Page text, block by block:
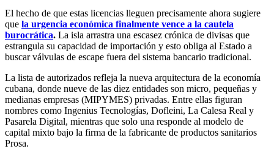
El hecho de que estas licencias lleguen precisamente ahora sugiere
que la urgencia económica finalmente vence a la cautela
burocrática. La isla arrastra una escasez crónica de divisas que
estrangula su capacidad de importación y esto obliga al Estado a
buscar válvulas de escape fuera del sistema bancario tradicional.
La lista de autorizados refleja la nueva arquitectura de la economía
cubana, donde nueve de las diez entidades son micro, pequeñas y
medianas empresas (MIPYMES) privadas. Entre ellas figuran
nombres como Ingenius Tecnologías, Dofleini, La Calesa Real y
Pasarela Digital, mientras que solo una responde al modelo de
capital mixto bajo la firma de la fabricante de productos sanitarios
Prosa.